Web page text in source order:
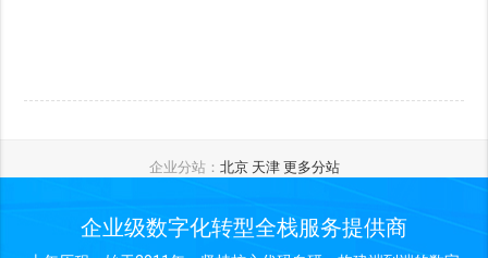
企业分站： 北京 天津 更多分站
企业级数字化转型全栈服务提供商